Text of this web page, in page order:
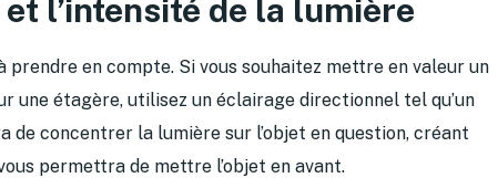
l’intensité de la lumière
prendre en compte. Si vous souhaitez mettre en valeur un
une étagère, utilisez un éclairage directionnel tel qu’un
de concentrer la lumière sur l’objet en question, créant
permettra de mettre l’objet en avant.